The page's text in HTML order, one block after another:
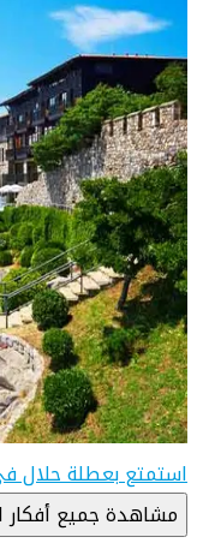
استمتع بعطلة حلال
مشاهدة جميع أفكار